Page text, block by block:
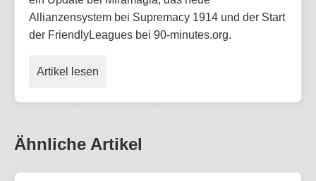
Allianzensystem bei Supremacy 1914 und der Start
der FriendlyLeagues bei 90-minutes.org.
Artikel lesen
Ähnliche Artikel